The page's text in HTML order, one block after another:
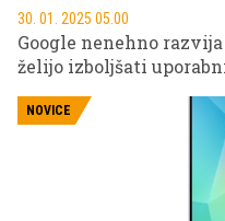
30. 01. 2025 05.00
Google nenehno
želijo izboljšati
NOVICE